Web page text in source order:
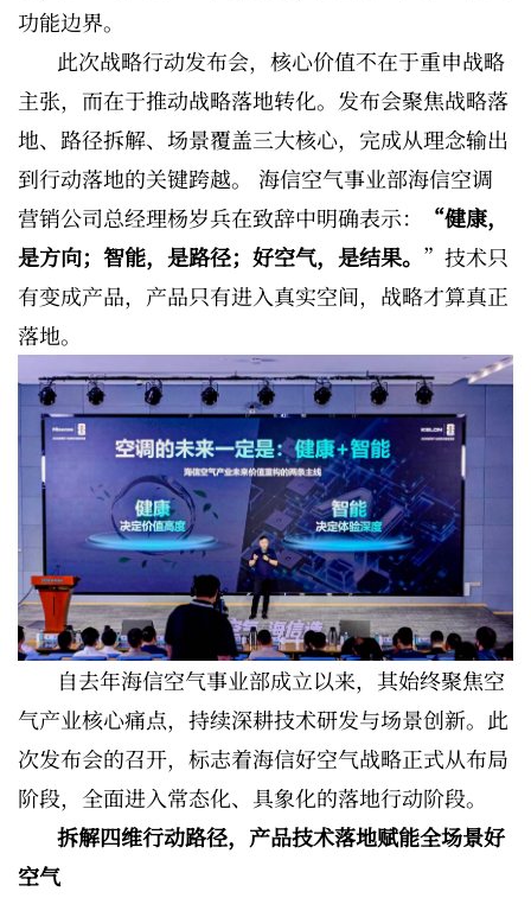
功能边界。
此次战略行动发布会，核心价值不在于重申战略
主张，而在于推动战略落地转化。发布会聚焦战略落
地、路径拆解、场景覆盖三大核心，完成从理念输出
到行动落地的关键跨越。 海信空气事业部海信空调
营销公司总经理杨岁兵在致辞中明确表示：
“健康，
是方向；智能，是路径；好空气，是结果。 ”技术只
有变成产品，产品只有进入真实空间，战略才算真正
落地。
自去年海信空气事业部成立以来，其始终聚焦空
气产业核心痛点，持续深耕技术研发与场景创新。此
次发布会的召开，标志着海信好空气战略正式从布局
阶段，全面进入常态化、具象化的落地行动阶段。
拆解四维行动路径，产品技术落地赋能全场景好
空气